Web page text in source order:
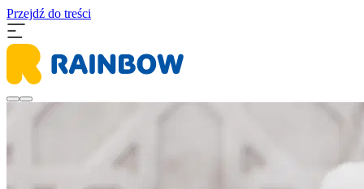
Przejdź do treści